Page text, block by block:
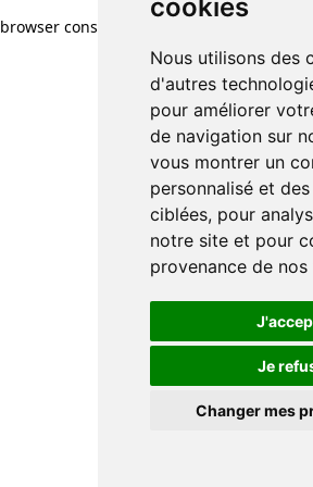
cookies
Nous utilisons des
d'autres
pour améliorer
de navigation sur
vous montrer un
personnalisé et
ciblées, pour
notre site et pour
provenance de nos
Je
Changer mes
browser console for more information)